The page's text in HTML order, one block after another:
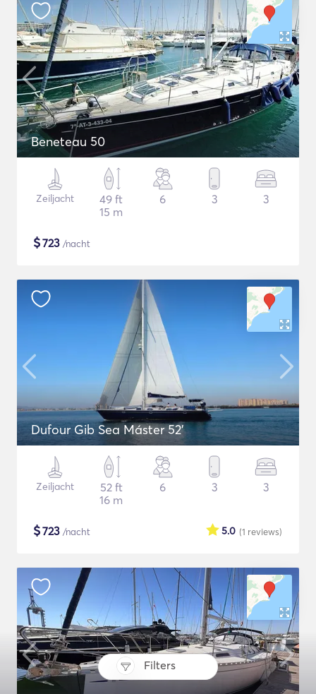
Filters
Beneteau 50
Zeiljacht
49 ft
15 m
6 3 3
$723 /nacht
Dufour Gib Sea Máster 52’
Zeiljacht
52 ft
16 m
6 3 3
$723 /nacht (1 reviews)
5.0